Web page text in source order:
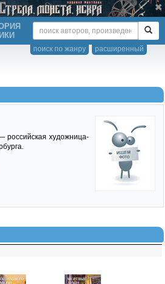
расширенный
поиск по жанру
российская художница-